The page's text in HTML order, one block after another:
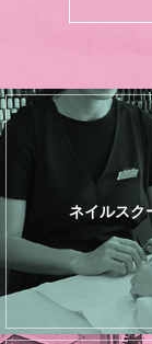
ネイルスク